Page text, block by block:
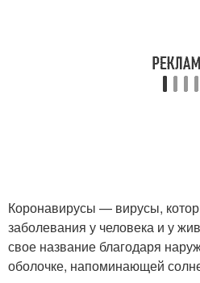
Коронавирусы — вирусы,
заболевания у человека и у
свое название благодаря
оболочке, напоминающей